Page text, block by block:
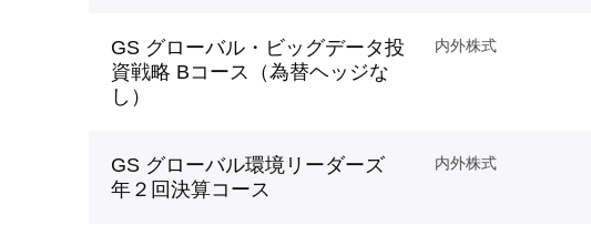
GS グローバル・ビッグデータ投
資戦略 Bコース（為替ヘッジな
し）
内外株式
GS グローバル環境リーダーズ
年２回決算コース
内外株式